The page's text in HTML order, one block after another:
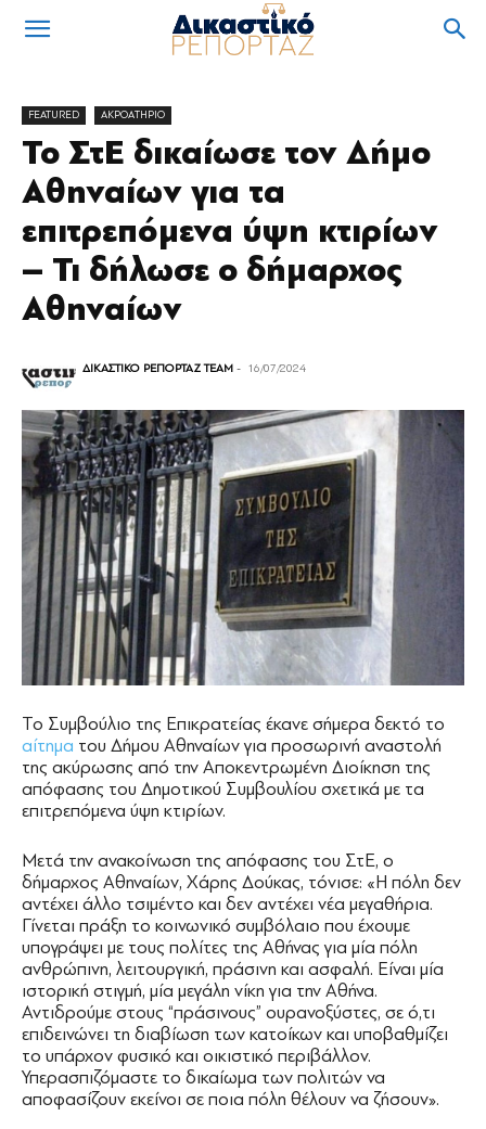
FEATURED ΑΚΡΟΑΤΗΡΙΟ
Το ΣτΕ δικαίωσε τον Δήμο
Αθηναίων για τα
επιτρεπόμενα ύψη κτιρίων
– Τι δήλωσε ο δήμαρχος
Αθηναίων
ΔΙΚΑΣΤΙΚΟ ΡΕΠΟΡΤΑΖ TEAM - 16/07/2024
Το Συμβούλιο της Επικρατείας έκανε σήμερα δεκτό το
αίτημα του Δήμου Αθηναίων για προσωρινή αναστολή
της ακύρωσης από την Αποκεντρωμένη Διοίκηση της
απόφασης του Δημοτικού Συμβουλίου σχετικά με τα
επιτρεπόμενα ύψη κτιρίων.
Μετά την ανακοίνωση της απόφασης του ΣτΕ, ο
δήμαρχος Αθηναίων, Χάρης Δούκας, τόνισε: «Η πόλη δεν
αντέχει άλλο τσιμέντο και δεν αντέχει νέα μεγαθήρια.
Γίνεται πράξη το κοινωνικό συμβόλαιο που έχουμε
υπογράψει με τους πολίτες της Αθήνας για μία πόλη
ανθρώπινη, λειτουργική, πράσινη και ασφαλή. Είναι μία
ιστορική στιγμή, μία μεγάλη νίκη για την Αθήνα.
Αντιδρούμε στους “πράσινους” ουρανοξύστες, σε ό,τι
επιδεινώνει τη διαβίωση των κατοίκων και υποβαθμίζει
το υπάρχον φυσικό και οικιστικό περιβάλλον.
Υπερασπιζόμαστε το δικαίωμα των πολιτών να
αποφασίζουν εκείνοι σε ποια πόλη θέλουν να ζήσουν».